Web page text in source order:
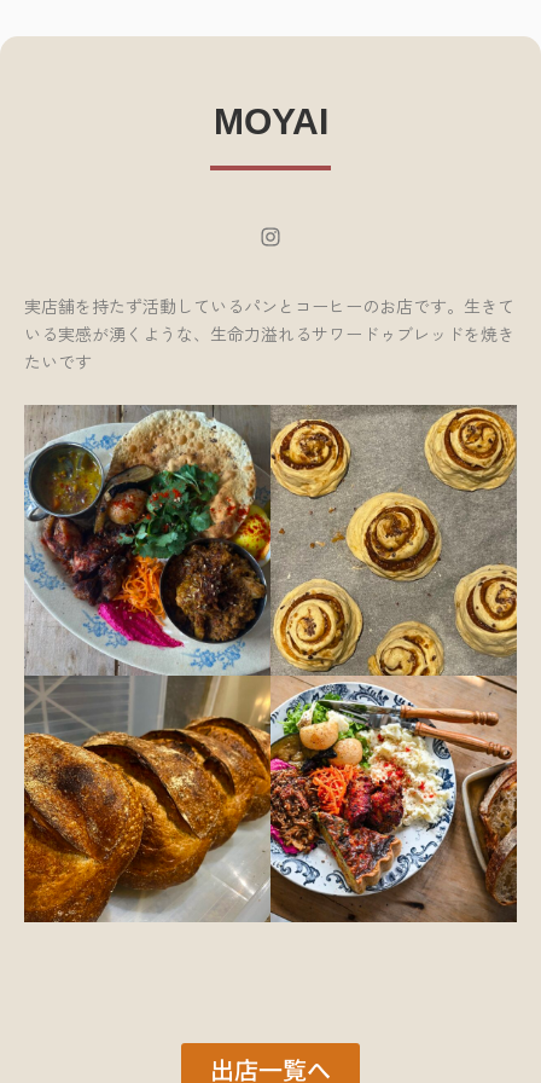
MOYAI
Instagram
実店舗を持たず活動しているパンとコーヒーのお店です。生きて
いる実感が湧くような、生命力溢れるサワードゥブレッドを焼き
たいです
出店一覧へ